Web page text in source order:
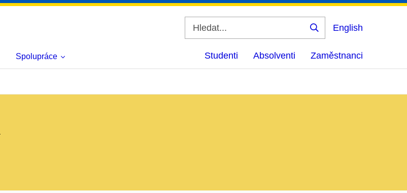
Vyhledat
English
Spolupráce Studenti Absolventi Zaměstnanci